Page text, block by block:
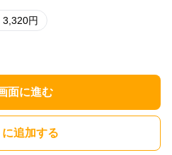
3,320円
面に進む
に追加する